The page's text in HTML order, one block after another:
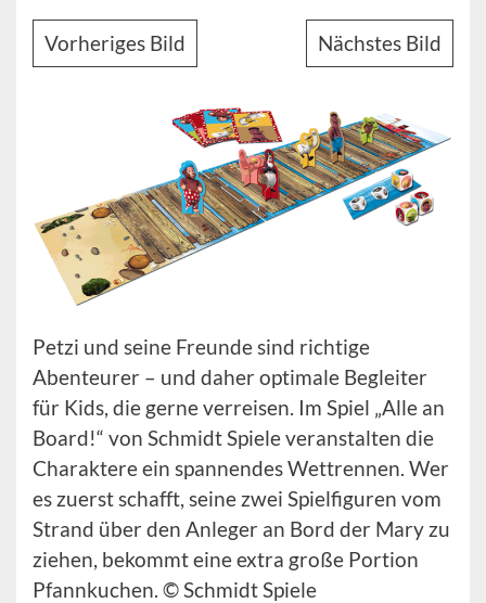
Vorheriges Bild Nächstes Bild
Petzi und seine Freunde sind richtige
Abenteurer – und daher optimale Begleiter
für Kids, die gerne verreisen. Im Spiel „Alle an
Board!“ von Schmidt Spiele veranstalten die
Charaktere ein spannendes Wettrennen. Wer
es zuerst schafft, seine zwei Spielfiguren vom
Strand über den Anleger an Bord der Mary zu
ziehen, bekommt eine extra große Portion
Pfannkuchen. © Schmidt Spiele